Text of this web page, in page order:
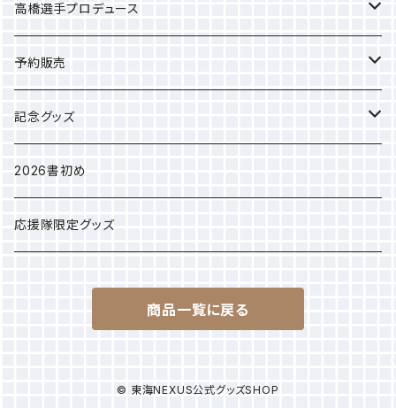
高橋選手プロデュース
選手タオル
応援グッズ
アパレル
選手別Sサイズ巾着
予約販売
カレンダー
記念グッズ
2025年クラブ選手権
2026書初め
応援隊限定グッズ
商品一覧に戻る
© 東海NEXUS公式グッズSHOP